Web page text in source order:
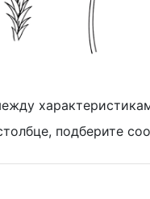
подберите